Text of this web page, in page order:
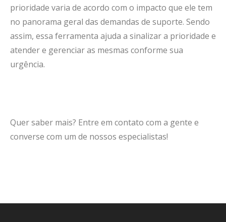
prioridade varia de acordo com o impacto que ele tem
no panorama geral das demandas de suporte. Sendo
assim, essa ferramenta ajuda a sinalizar a prioridade e
atender e gerenciar as mesmas conforme sua
urgência.
Quer saber mais? Entre em contato com a gente e
converse com um de nossos especialistas!